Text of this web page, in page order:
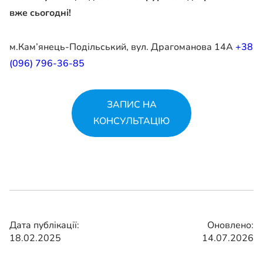
вже сьогодні!
м.Кам’янець-Подільський, вул. Драгоманова 14А+38
(096) 796-36-85
ЗАПИС НА
КОНСУЛЬТАЦІЮ
Дата публікації:
18.02.2025
Оновлено:
14.07.2026